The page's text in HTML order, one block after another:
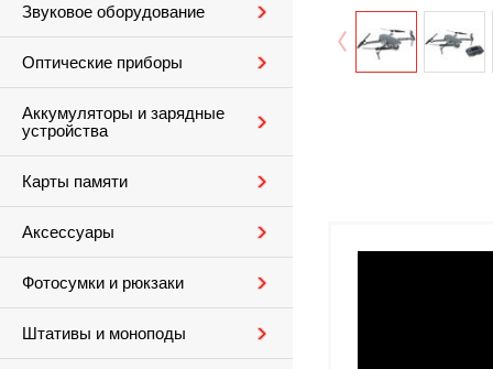
Звуковое оборудование
Оптические приборы
Аккумуляторы и зарядные
устройства
Карты памяти
Аксессуары
Фотосумки и рюкзаки
Штативы и моноподы